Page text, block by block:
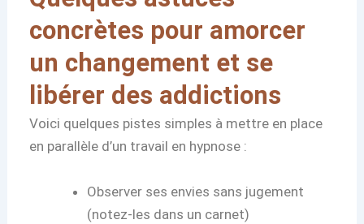
concrètes pour amorcer
un changement et se
libérer des addictions
Voici quelques pistes simples à mettre en place
en parallèle d’un travail en hypnose :
Observer ses envies sans jugement
(notez-les dans un carnet)